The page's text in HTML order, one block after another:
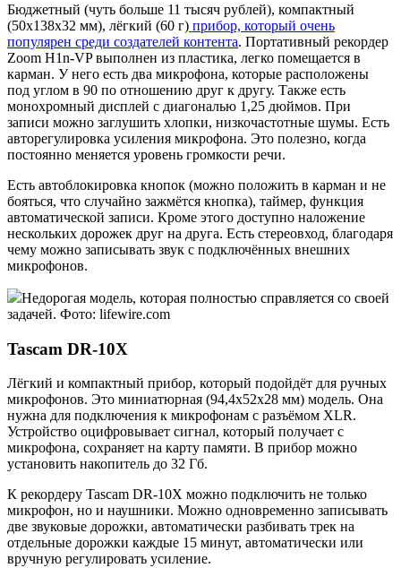
Бюджетный (чуть больше 11 тысяч рублей), компактный
(50х138х32 мм), лёгкий (60 г) прибор, который очень
популярен среди создателей контента. Портативный рекордер
Zoom H1n-VP выполнен из пластика, легко помещается в
карман. У него есть два микрофона, которые расположены
под углом в 90 по отношению друг к другу. Также есть
монохромный дисплей с диагональю 1,25 дюймов. При
записи можно заглушить хлопки, низкочастотные шумы. Есть
авторегулировка усиления микрофона. Это полезно, когда
постоянно меняется уровень громкости речи.
Есть автоблокировка кнопок (можно положить в карман и не
бояться, что случайно зажмётся кнопка), таймер, функция
автоматической записи. Кроме этого доступно наложение
нескольких дорожек друг на друга. Есть стереовход, благодаря
чему можно записывать звук с подключённых внешних
микрофонов.
Недорогая модель, которая полностью справляется со своей
задачей. Фото: lifewire.com
Tascam DR-10X
Лёгкий и компактный прибор, который подойдёт для ручных
микрофонов. Это миниатюрная (94,4х52х28 мм) модель. Она
нужна для подключения к микрофонам с разъёмом XLR.
Устройство оцифровывает сигнал, который получает с
микрофона, сохраняет на карту памяти. В прибор можно
установить накопитель до 32 Гб.
К рекордеру Tascam DR-10X можно подключить не только
микрофон, но и наушники. Можно одновременно записывать
две звуковые дорожки, автоматически разбивать трек на
отдельные дорожки каждые 15 минут, автоматически или
вручную регулировать усиление.